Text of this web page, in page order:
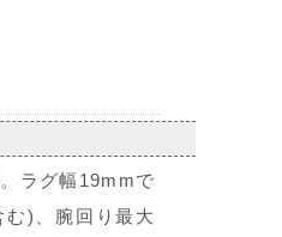
ラグ幅19mmで
)、腕回り最大